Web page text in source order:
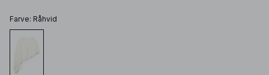
Farve: Råhvid